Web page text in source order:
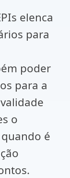
elenca
para
poder
para a
o
é